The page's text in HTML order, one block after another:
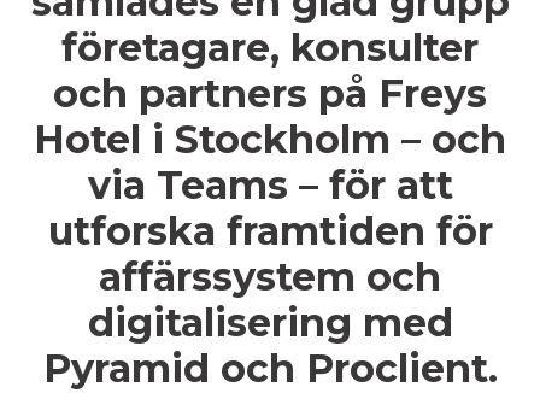
företagare, konsulter
och partners på Freys
Hotel i Stockholm – och
via Teams – för att
utforska framtiden för
affärssystem och
digitalisering med
Pyramid och Proclient.